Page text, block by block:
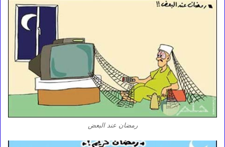
رمضان عند البعض